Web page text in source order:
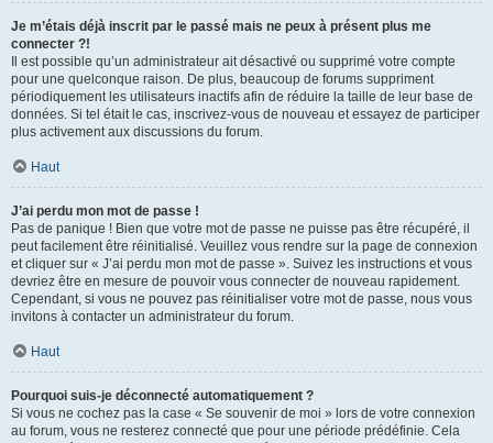
Je m’étais déjà inscrit par le passé mais ne peux à présent plus me
connecter ?!
Il est possible qu’un administrateur ait désactivé ou supprimé votre compte
pour une quelconque raison. De plus, beaucoup de forums suppriment
périodiquement les utilisateurs inactifs afin de réduire la taille de leur base de
données. Si tel était le cas, inscrivez-vous de nouveau et essayez de participer
plus activement aux discussions du forum.
Haut
J’ai perdu mon mot de passe !
Pas de panique ! Bien que votre mot de passe ne puisse pas être récupéré, il
peut facilement être réinitialisé. Veuillez vous rendre sur la page de connexion
et cliquer sur « J’ai perdu mon mot de passe ». Suivez les instructions et vous
devriez être en mesure de pouvoir vous connecter de nouveau rapidement.
Cependant, si vous ne pouvez pas réinitialiser votre mot de passe, nous vous
invitons à contacter un administrateur du forum.
Haut
Pourquoi suis-je déconnecté automatiquement ?
Si vous ne cochez pas la case « Se souvenir de moi » lors de votre connexion
au forum, vous ne resterez connecté que pour une période prédéfinie. Cela